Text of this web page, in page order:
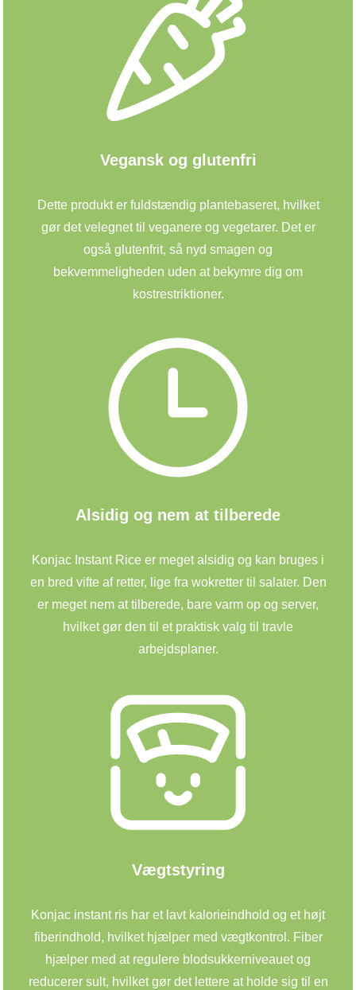
Vegansk og glutenfri
Dette produkt er fuldstændig plantebaseret, hvilket
gør det velegnet til veganere og vegetarer. Det er
også glutenfrit, så nyd smagen og
bekvemmeligheden uden at bekymre dig om
kostrestriktioner.
Alsidig og nem at tilberede
Konjac Instant Rice er meget alsidig og kan bruges i
en bred vifte af retter, lige fra wokretter til salater. Den
er meget nem at tilberede, bare varm op og server,
hvilket gør den til et praktisk valg til travle
arbejdsplaner.
Vægtstyring
Konjac instant ris har et lavt kalorieindhold og et højt
fiberindhold, hvilket hjælper med vægtkontrol. Fiber
hjælper med at regulere blodsukkerniveauet og
reducerer sult, hvilket gør det lettere at holde sig til en